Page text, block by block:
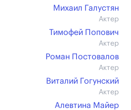
Михаил Галустян
Актер
Тимофей Попович
Актер
Роман Постовалов
Актер
Виталий Гогунский
Актер
Алевтина Майер